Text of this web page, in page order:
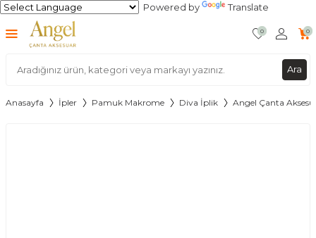
Powered by Translate
Ara
0 0
Anasayfa İpler Pamuk Makrome Diva İplik Angel Çanta